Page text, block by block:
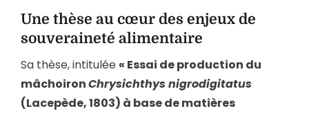
Une thèse au cœur des enjeux de
souveraineté alimentaire
Sa thèse, intitulée « Essai de production du
mâchoironChrysichthys nigrodigitatus
(Lacepède, 1803) à base de matières